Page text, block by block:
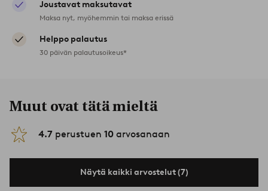
Joustavat maksutavat
Maksa nyt, myöhemmin tai maksa erissä
Helppo palautus
30 päivän palautusoikeus*
Muut ovat tätä mieltä
4.7 perustuen 10 arvosanaan
Näytä kaikki arvostelut (7)